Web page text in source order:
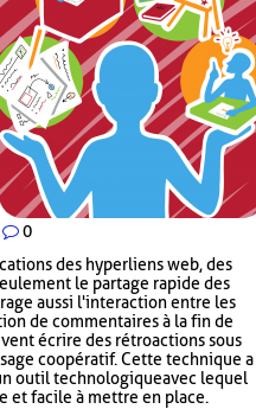
0
des hyperliens web, des
le partage rapide des
aussi l'interaction entre les
de commentaires à la fin de
écrire des rétroactions sous
coopératif. Cette technique a
outil technologique avec lequel
et facile à mettre en place.